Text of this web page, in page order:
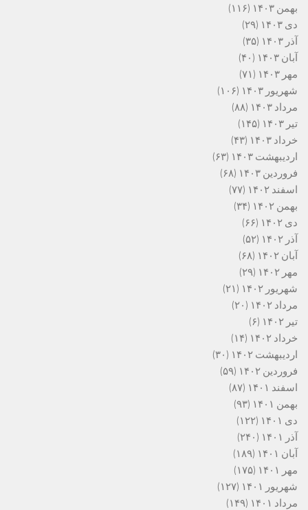
بهمن ۱۴۰۳
(۱۱۶)
دی ۱۴۰۳
(۲۹)
آذر ۱۴۰۳
(۳۵)
آبان ۱۴۰۳
(۴۰)
مهر ۱۴۰۳
(۷۱)
شهریور ۱۴۰۳
(۱۰۶)
مرداد ۱۴۰۳
(۸۸)
تیر ۱۴۰۳
(۱۴۵)
خرداد ۱۴۰۳
(۴۳)
اردیبهشت ۱۴۰۳
(۶۳)
فروردین ۱۴۰۳
(۶۸)
اسفند ۱۴۰۲
(۷۷)
بهمن ۱۴۰۲
(۳۴)
دی ۱۴۰۲
(۶۶)
آذر ۱۴۰۲
(۵۲)
آبان ۱۴۰۲
(۶۸)
مهر ۱۴۰۲
(۲۹)
شهریور ۱۴۰۲
(۲۱)
مرداد ۱۴۰۲
(۲۰)
تیر ۱۴۰۲
(۶)
خرداد ۱۴۰۲
(۱۴)
اردیبهشت ۱۴۰۲
(۳۰)
فروردین ۱۴۰۲
(۵۹)
اسفند ۱۴۰۱
(۸۷)
بهمن ۱۴۰۱
(۹۳)
دی ۱۴۰۱
(۱۲۲)
آذر ۱۴۰۱
(۲۴۰)
آبان ۱۴۰۱
(۱۸۹)
مهر ۱۴۰۱
(۱۷۵)
شهریور ۱۴۰۱
(۱۲۷)
مرداد ۱۴۰۱
(۱۴۹)